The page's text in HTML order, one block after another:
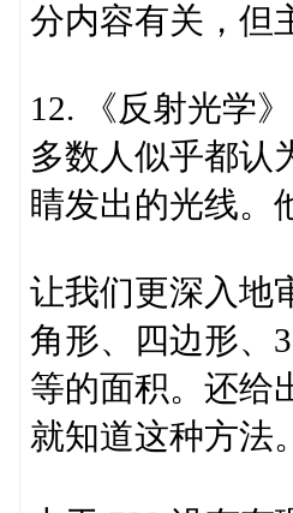
分内容有关，但
12. 《反射光学
多数人似乎都认
睛发出的光线。
让我们更深入地
角形、四边形、
等的面积。还给
就知道这种方法